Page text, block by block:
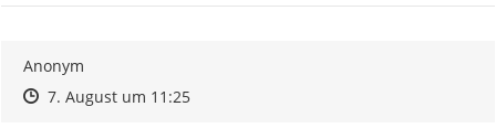
Anonym
Zeitpunkt des Erstellens
Zeitpunkt des Erstellens
7. August um 11:25Zur Äußerung